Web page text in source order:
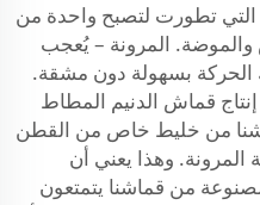
تطورت لتصبح واحدة من
والموضة. المرونة – يُعجب
الحركة بسهولة دون مشقة.
قماش الدنيم المطاط
من خليط خاص من القطن
المرونة. وهذا يعني أن
من قماشنا يتمتعون